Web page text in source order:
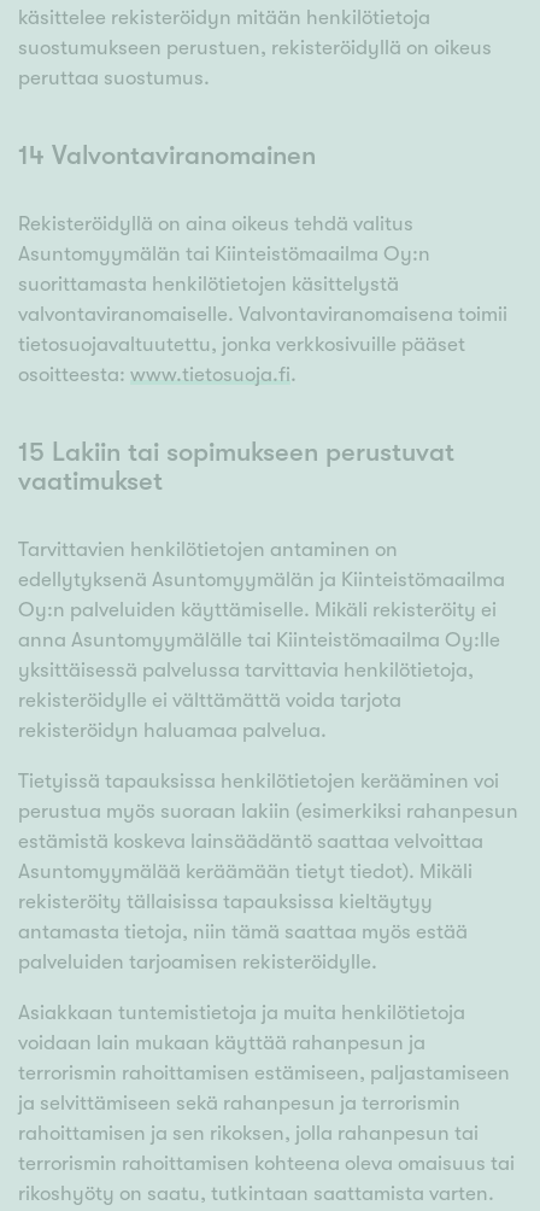
käsittelee rekisteröidyn mitään henkilötietoja
suostumukseen perustuen, rekisteröidyllä on oikeus
peruttaa suostumus.
14 Valvontaviranomainen
Rekisteröidyllä on aina oikeus tehdä valitus
Asuntomyymälän tai Kiinteistömaailma Oy:n
suorittamasta henkilötietojen käsittelystä
valvontaviranomaiselle. Valvontaviranomaisena toimii
tietosuojavaltuutettu, jonka verkkosivuille pääset
osoitteesta: www.tietosuoja.fi.
15 Lakiin tai sopimukseen perustuvat
vaatimukset
Tarvittavien henkilötietojen antaminen on
edellytyksenä Asuntomyymälän ja Kiinteistömaailma
Oy:n palveluiden käyttämiselle. Mikäli rekisteröity ei
anna Asuntomyymälälle tai Kiinteistömaailma Oy:lle
yksittäisessä palvelussa tarvittavia henkilötietoja,
rekisteröidylle ei välttämättä voida tarjota
rekisteröidyn haluamaa palvelua.
Tietyissä tapauksissa henkilötietojen kerääminen voi
perustua myös suoraan lakiin (esimerkiksi rahanpesun
estämistä koskeva lainsäädäntö saattaa velvoittaa
Asuntomyymälää keräämään tietyt tiedot). Mikäli
rekisteröity tällaisissa tapauksissa kieltäytyy
antamasta tietoja, niin tämä saattaa myös estää
palveluiden tarjoamisen rekisteröidylle.
Asiakkaan tuntemistietoja ja muita henkilötietoja
voidaan lain mukaan käyttää rahanpesun ja
terrorismin rahoittamisen estämiseen, paljastamiseen
ja selvittämiseen sekä rahanpesun ja terrorismin
rahoittamisen ja sen rikoksen, jolla rahanpesun tai
terrorismin rahoittamisen kohteena oleva omaisuus tai
rikoshyöty on saatu, tutkintaan saattamista varten.